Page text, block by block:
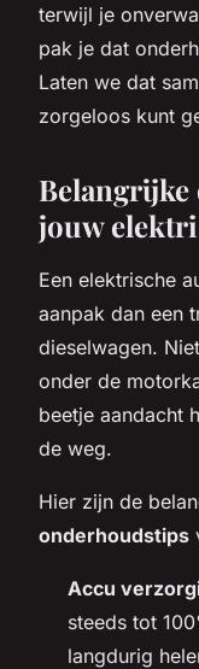
terwijl je
pak je dat
Laten we dat
zorgeloos kunt
jouw
Een elektrische
aanpak dan een
dieselwagen.
onder de
beetje aandacht
de weg.
Hier zijn de
onderhoudstips
Accu
steeds tot
langdurig